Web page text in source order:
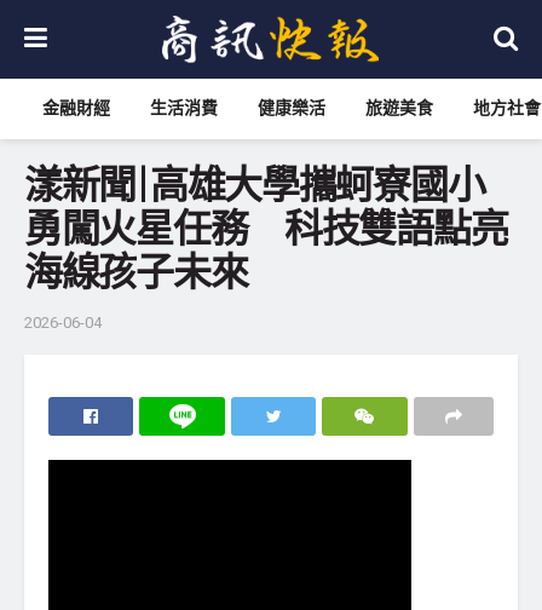
金融財經 生活消費 健康樂活 旅遊美食 地方社會
漾新聞|高雄大學攜蚵寮國小
勇闖火星任務 科技雙語點亮
海線孩子未來
2026-06-04